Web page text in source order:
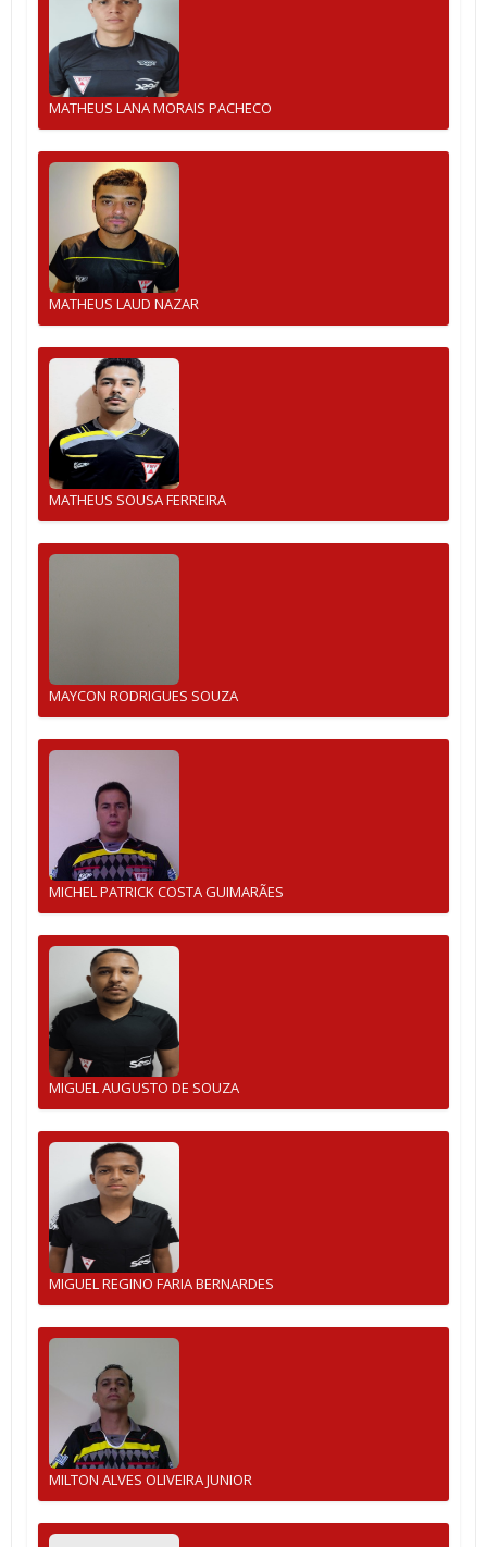
MATHEUS LANA MORAIS PACHECO
MATHEUS LAUD NAZAR
MATHEUS SOUSA FERREIRA
MAYCON RODRIGUES SOUZA
MICHEL PATRICK COSTA GUIMARÃES
MIGUEL AUGUSTO DE SOUZA
MIGUEL REGINO FARIA BERNARDES
MILTON ALVES OLIVEIRA JUNIOR